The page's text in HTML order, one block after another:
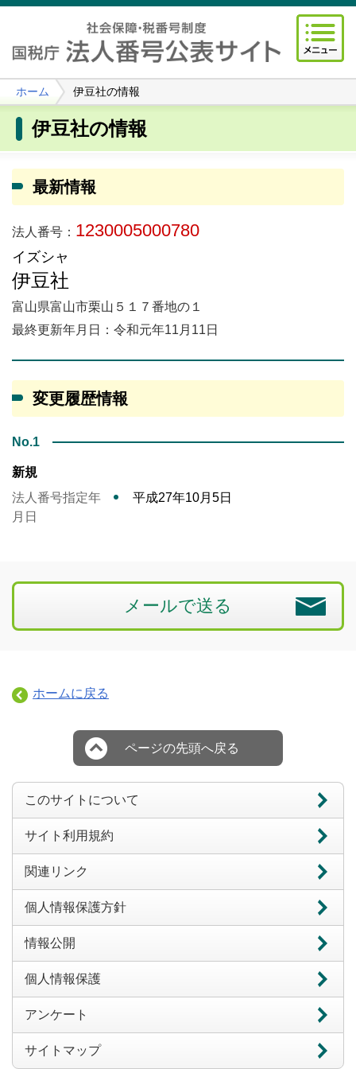
ホーム 伊豆社の情報
伊豆社の情報
最新情報
法人番号： 1230005000780
イズシャ
伊豆社
富山県富山市栗山５１７番地の１
最終更新年月日：令和元年11月11日
変更履歴情報
No.1
新規
法人番号指定年
月日
平成27年10月5日
メールで送る
ホームに戻る
ページの先頭へ戻る
このサイトについて
サイト利用規約
関連リンク
個人情報保護方針
情報公開
個人情報保護
アンケート
サイトマップ